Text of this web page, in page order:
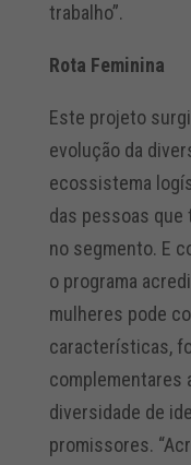
trabalho”.
Rota Feminina
Este projeto
evolução da
ecossistema
das pessoas que
no segmento. E
o programa
mulheres pode
características,
complementares
diversidade de
promissores.